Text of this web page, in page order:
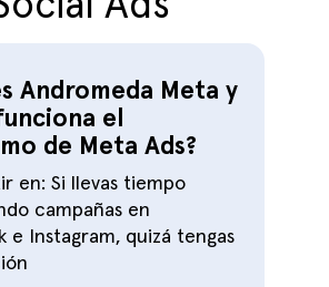
Andromeda Meta y
el
de Meta Ads?
en: Si llevas tiempo
campañas en
e Instagram, quizá tengas